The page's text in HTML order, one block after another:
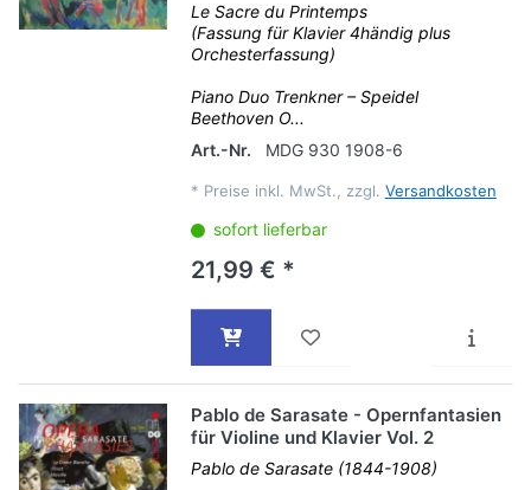
Le Sacre du Printemps
(Fassung für Klavier 4händig plus
Orchesterfassung)
Piano Duo Trenkner – Speidel
Beethoven O...
Art.-Nr.
MDG 930 1908-6
* Preise inkl. MwSt., zzgl. Versandkosten
sofort lieferbar
21,99 € *
Pablo de Sarasate - Opernfantasien
für Violine und Klavier Vol. 2
Pablo de Sarasate (1844-1908)